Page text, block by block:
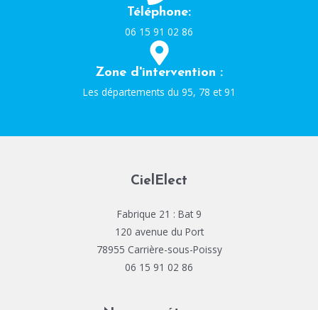
Téléphone:
06 15 91 02 86
Zone d'intervention :
Les départements du 95, 78 et 91​
CielElect
Fabrique 21 : Bat 9
120 avenue du Port
78955 Carrière-sous-Poissy
06 15 91 02 86